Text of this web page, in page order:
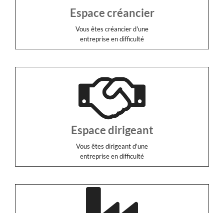
Espace créancier
Vous êtes créancier d'une
entreprise en difficulté
Espace dirigeant
Vous êtes dirigeant d'une
entreprise en difficulté